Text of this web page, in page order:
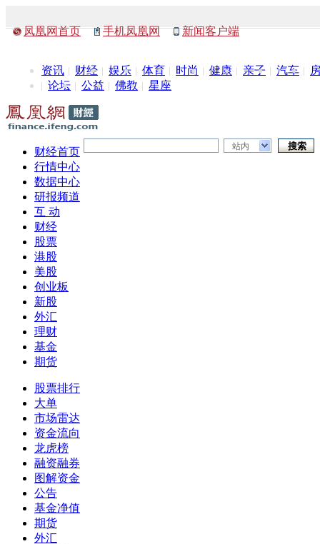
凤凰网首页 手机凤凰网 新闻客户端
资讯 财经 娱乐 体育 时尚 健康 亲子 汽车
论坛
公益 佛教 星座
站内
财经首页
行情中心
数据中心
研报频道
互 动
财经
股票
港股
美股
创业板
新股
外汇
理财
基金
期货
股票排行
大单
市场雷达
资金流向
龙虎榜
融资融券
图解资金
公告
基金净值
期货
外汇